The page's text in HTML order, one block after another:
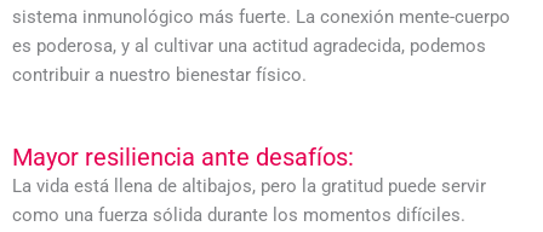
sistema inmunológico más fuerte. La conexión mente-cuerpo
es poderosa, y al cultivar una actitud agradecida, podemos
contribuir a nuestro bienestar físico.
Mayor resiliencia ante desafíos:
La vida está llena de altibajos, pero la gratitud puede servir
como una fuerza sólida durante los momentos difíciles.